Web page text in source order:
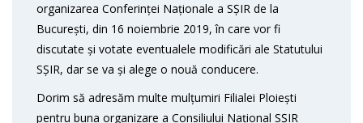
organizarea Conferinței Naționale a SȘIR de la
București, din 16 noiembrie 2019, în care vor fi
discutate și votate eventualele modificări ale Statutului
SȘIR, dar se va și alege o nouă conducere.
Dorim să adresăm multe mulțumiri Filialei Ploiești
pentru buna organizare a Consiliului Național SȘIR